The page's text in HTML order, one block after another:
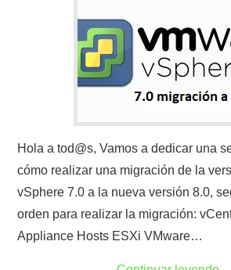
Hola a tod@s, Vamos a dedicar una
cómo realizar una migración de la
vSphere 7.0 a la nueva versión 8.0,
orden para realizar la migración:
Appliance Hosts ESXi VMware…